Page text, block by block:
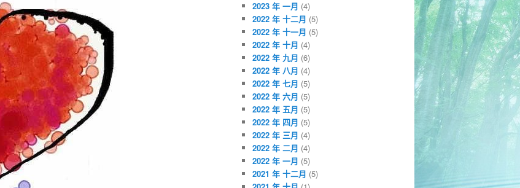
2023 年 一月 (4)
2022 年 十二月 (5)
2022 年 十一月 (5)
2022 年 十月 (4)
2022 年 九月 (6)
2022 年 八月 (4)
2022 年 七月 (5)
2022 年 六月 (5)
2022 年 五月 (5)
2022 年 四月 (5)
2022 年 三月 (4)
2022 年 二月 (4)
2022 年 一月 (5)
2021 年 十二月 (5)